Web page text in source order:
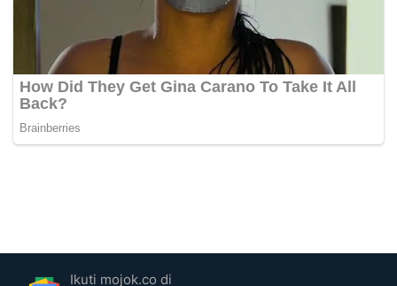
Ikuti mojok.co di